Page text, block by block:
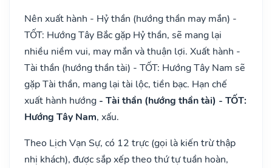
Nên xuất hành - Hỷ thần (hướng thần may mắn) -
TỐT: Hướng Tây Bắc gặp Hỷ thần, sẽ mang lại
nhiều niềm vui, may mắn và thuận lợi. Xuất hành -
Tài thần (hướng thần tài) - TỐT: Hướng Tây Nam sẽ
gặp Tài thần, mang lại tài lộc, tiền bạc. Hạn chế
xuất hành hướng - Tài thần (hướng thần tài) - TỐT:
Hướng Tây Nam, xấu.
Theo Lịch Vạn Sự, có 12 trực (gọi là kiến trừ thập
nhị khách), được sắp xếp theo thứ tự tuần hoàn,